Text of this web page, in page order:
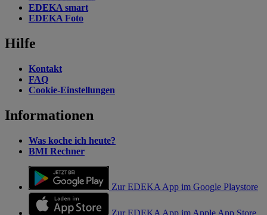
EDEKA smart
EDEKA Foto
Hilfe
Kontakt
FAQ
Cookie-Einstellungen
Informationen
Was koche ich heute?
BMI Rechner
Zur EDEKA App im Google Playstore
Zur EDEKA App im Apple App Store